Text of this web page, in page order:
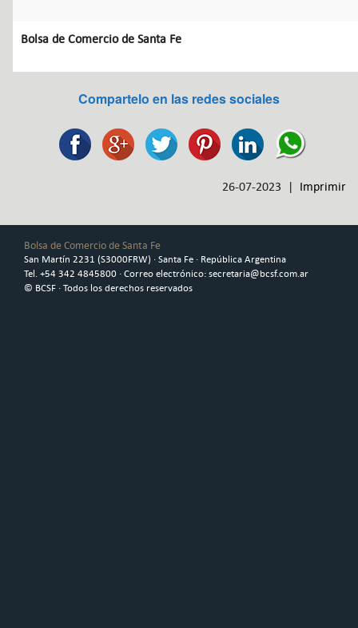
Bolsa de Comercio de Santa Fe
Compartelo en las redes sociales
26-07-2023 | Imprimir
Bolsa de Comercio de Santa Fe
San Martín 2231 (S3000FRW) · Santa Fe · República Argentina
Tel. +54 342 4845800 · Correo electrónico: secretaria@bcsf.com.ar
© BCSF · Todos los derechos reservados